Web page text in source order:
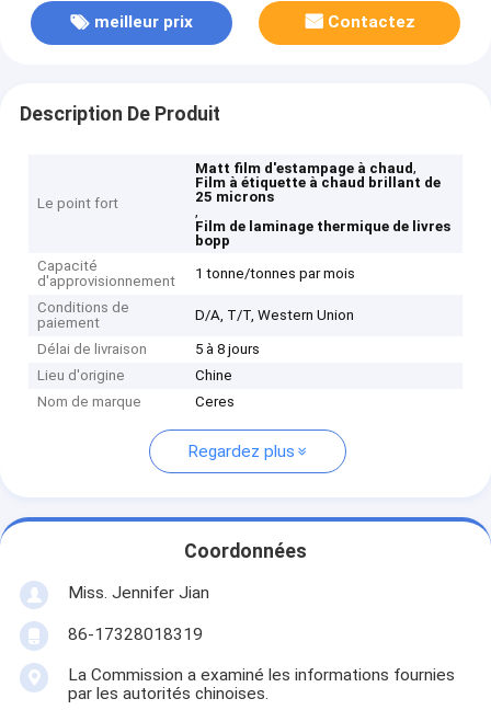
meilleur prix Contactez
Description De Produit
Le point fort
Matt film d'estampage à chaud,
Film à étiquette à chaud brillant de
25 microns
,
Film de laminage thermique de livres
bopp
Capacité
d'approvisionnement
1 tonne/tonnes par mois
Conditions de
paiement
D/A, T/T, Western Union
Délai de livraison
5 à 8 jours
Lieu d'origine
Chine
Nom de marque
Ceres
Regardez plus
Coordonnées
Miss. Jennifer Jian
86-17328018319
La Commission a examiné les informations fournies
par les autorités chinoises.